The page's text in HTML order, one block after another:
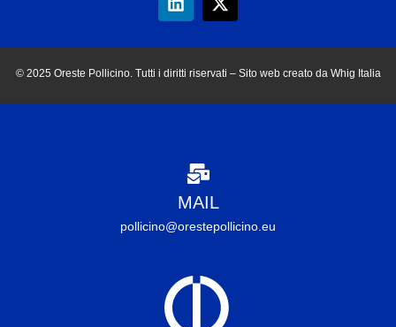
© 2025 Oreste Pollicino. Tutti i diritti riservati – Sito web creato da Whig Italia
MAIL
pollicino@orestepollicino.eu